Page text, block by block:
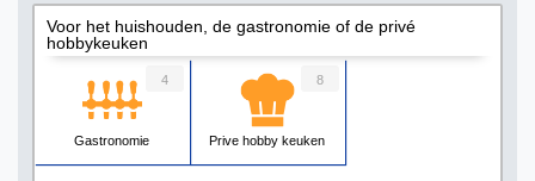
Voor het huishouden, de gastronomie of de privé
hobbykeuken
Gastronomie
4
Prive hobby keuken
8